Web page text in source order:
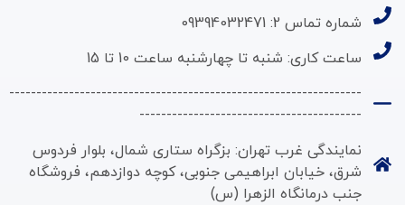
شماره تماس 2: 09394032471
ساعت کاری: شنبه تا چهارشنبه ساعت 10 تا 15
-----------------------------------------------------------------
-----------------------------------------
نمایندگی غرب تهران: بزگراه ستاری شمال، بلوار فردوس
شرق، خیابان ابراهیمی جنوبی، کوچه دوازدهم، فروشگاه
جنب درمانگاه الزهرا (س)